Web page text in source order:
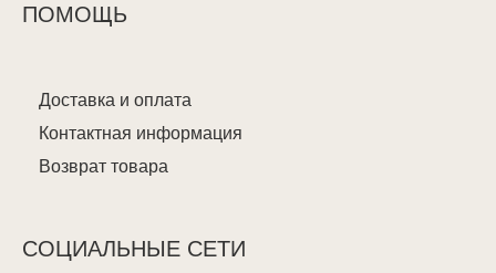
ПОМОЩЬ
Доставка и оплата
Контактная информация
Возврат товара
СОЦИАЛЬНЫЕ СЕТИ